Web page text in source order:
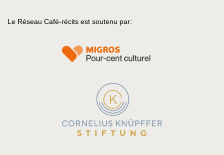
Le Réseau Café-récits est soutenu par: